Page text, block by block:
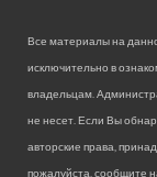
Все материалы на
исключительно в
владельцам.
не несет. Если Вы
авторские права,
пожалуйста, сообщите